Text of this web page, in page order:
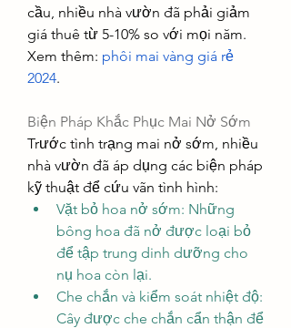
cầu, nhiều nhà vườn đã phải giảm
giá thuê từ 5-10% so với mọi năm.
Xem thêm: phôi mai vàng giá rẻ
2024.
Biện Pháp Khắc Phục Mai Nở Sớm
Trước tình trạng mai nở sớm, nhiều
nhà vườn đã áp dụng các biện pháp
kỹ thuật để cứu vãn tình hình:
Vặt bỏ hoa nở sớm: Những
bông hoa đã nở được loại bỏ
để tập trung dinh dưỡng cho
nụ hoa còn lại.
Che chắn và kiểm soát nhiệt độ:
Cây được che chắn cẩn thận để